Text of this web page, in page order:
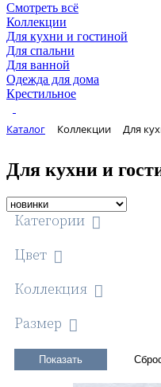
Смотреть всё
Коллекции
Для кухни и гостиной
Для спальни
Для ванной
Одежда для дома
Крестильное
Каталог Коллекции Для
Для кухни и
Категории
Цвет
Коллекция
Размер